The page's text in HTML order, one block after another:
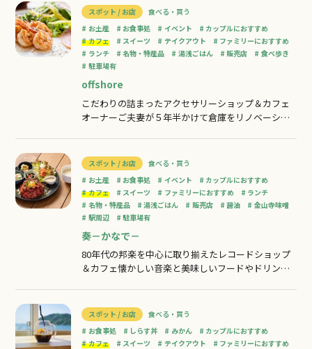
の町自慢の喫茶店・カフェで味わえる美味しいラン
チをご紹介します！1．offshore（オフショア）2．
カフェレストラン花莚（かえん）3
スポット / お店
食べる・買う
お土産
お食事処 イベント
カップルにおすすめ
カフェ
スイーツ テイクアウト
ファミリーにおすすめ
ランチ
名物・特産品 湯浅ごはん 販売店
食べ歩き
駐車場有
offshore
こだわりの詰まったアクセサリーショップ＆カフェ
オーナーご夫妻が５年半かけて倉庫をリノベーショ
ツが大人気！開放感のある海辺の立地と、丁寧な接
客に癒されること間違いなし。オーナーご夫妻が製
作・販売されているアクセサリーブランド『Pe
スポット / お店
食べる・買う
お土産
お食事処 イベント
カップルにおすすめ
カフェ
スイーツ ファミリーにおすすめ
ランチ
名物・特産品
湯浅ごはん 販売店 醤油
金山寺味噌
駅周辺
駐車場有
奏－かなで－
80年代の邦楽を中心に取り揃えたレコードショップ
＆カフェ懐かしい音楽と美味しいフードやドリンク
クが大人気です！レコードの温かみある音が懐かし
く感じる世代も、新鮮に感じる世代も、居心地の良
さを感じるはず。
スポット / お店
食べる・買う
お食事処
しらす丼 みかん
カップルにおすすめ
カフェ
スイーツ テイクアウト
ファミリーにおすすめ